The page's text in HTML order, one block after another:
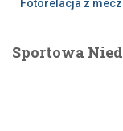
Fotorelacja z
Sportowa